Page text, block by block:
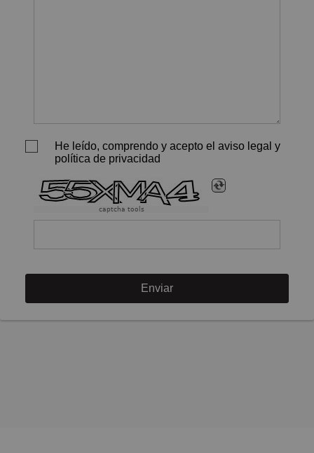
He leído, comprendo y acepto el aviso legal y
política de privacidad
captcha tools
Enviar